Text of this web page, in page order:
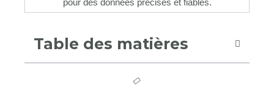
Table des matières